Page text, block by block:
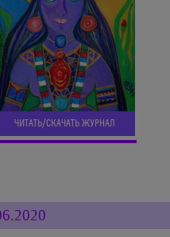
ЧИТАТЬ/СКАЧАТЬ ЖУРНАЛ